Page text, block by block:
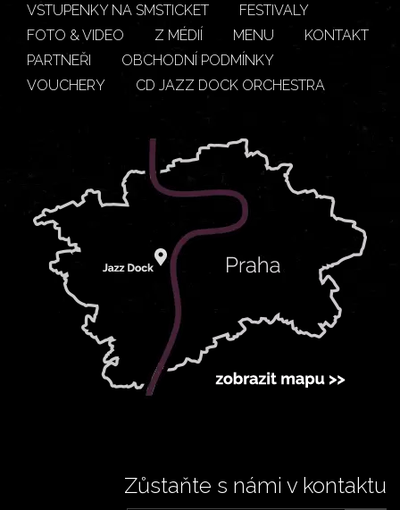
VSTUPENKY NA SMSTICKET
FESTIVALY
FOTO & VIDEO
Z MÉDIÍ MENU
KONTAKT
PARTNEŘI
OBCHODNÍ PODMÍNKY
VOUCHERY
CD JAZZ DOCK ORCHESTRA
Zůstaňte s námi v kontaktu